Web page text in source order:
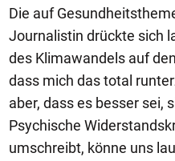
Die auf
Journalistin drückte sich
des Klimawandels auf
dass mich das total
aber, dass es besser sei,
Psychische
umschreibt, könne uns